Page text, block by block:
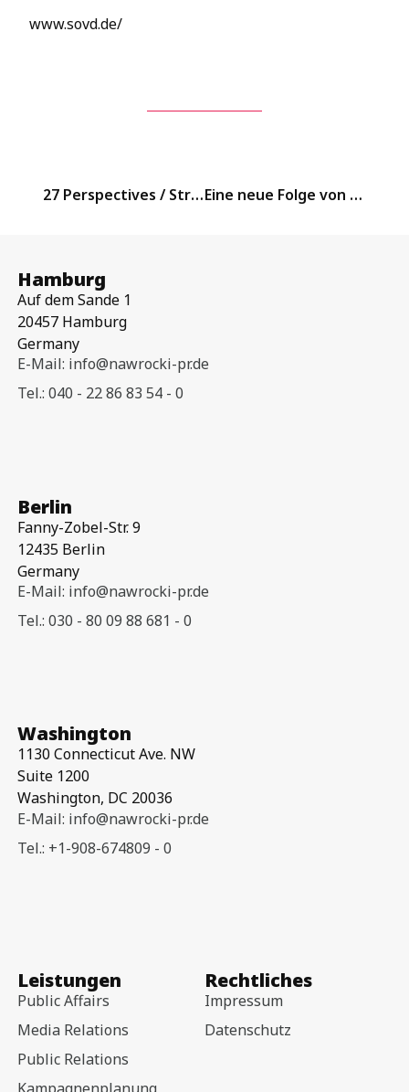
www.sovd.de/
27 Perspectives / Strasbourg Eine neue Folge von Aktion Mensch e.V. : „Digitale Teilhabe“ in Kooperation mit SoVD TV
Hamburg
Auf dem Sande 1
20457 Hamburg
Germany
E-Mail: info@nawrocki-pr.de
Tel.: 040 - 22 86 83 54 - 0
Berlin
Fanny-Zobel-Str. 9
12435 Berlin
Germany
E-Mail: info@nawrocki-pr.de
Tel.: 030 - 80 09 88 681 - 0
Washington
1130 Connecticut Ave. NW
Suite 1200
Washington, DC 20036
E-Mail: info@nawrocki-pr.de
Tel.: +1-908-674809 - 0
Leistungen
Public Affairs
Media Relations
Public Relations
Rechtliches
Impressum
Datenschutz